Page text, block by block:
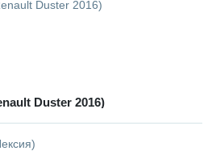
Duster 2016)